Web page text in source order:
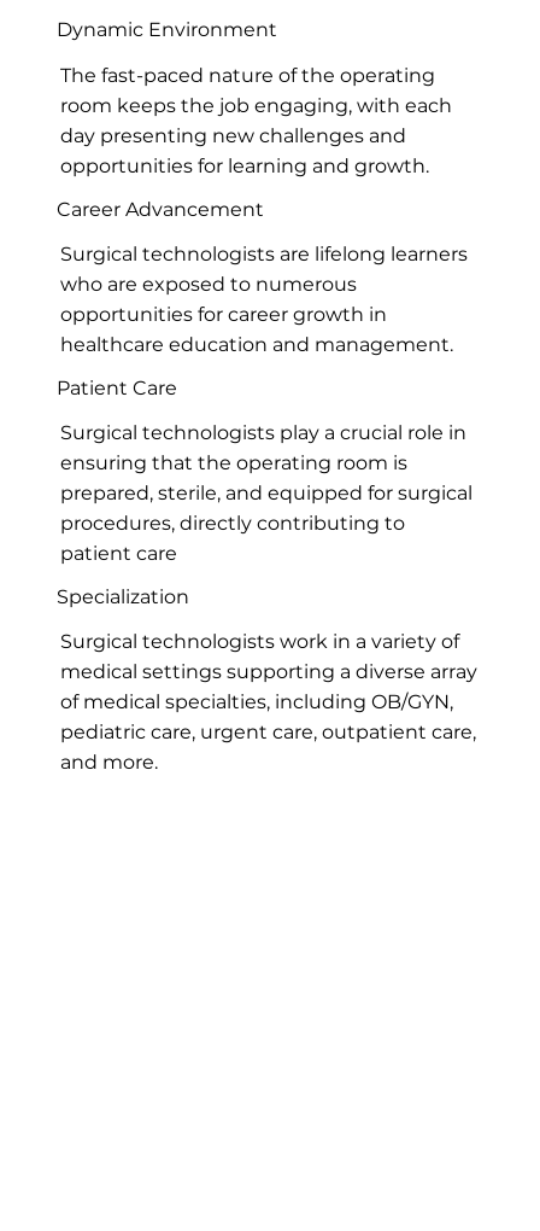
Dynamic Environment
The fast-paced nature of the operating
room keeps the job engaging, with each
day presenting new challenges and
opportunities for learning and growth.
Career Advancement
Surgical technologists are lifelong learners
who are exposed to numerous
opportunities for career growth in
healthcare education and management.
Patient Care
Surgical technologists play a crucial role in
ensuring that the operating room is
prepared, sterile, and equipped for surgical
procedures, directly contributing to
patient care
Specialization
Surgical technologists work in a variety of
medical settings supporting a diverse array
of medical specialties, including OB/GYN,
pediatric care, urgent care, outpatient care,
and more.